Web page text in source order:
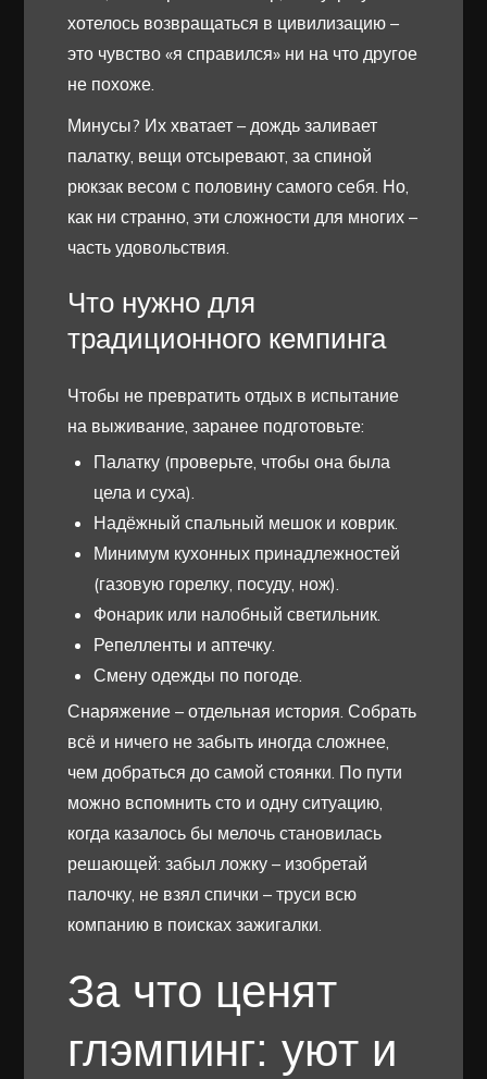
хотелось возвращаться в цивилизацию –
это чувство «я справился» ни на что другое
не похоже.
Минусы? Их хватает – дождь заливает
палатку, вещи отсыревают, за спиной
рюкзак весом с половину самого себя. Но,
как ни странно, эти сложности для многих –
часть удовольствия.
Что нужно для
традиционного кемпинга
Чтобы не превратить отдых в испытание
на выживание, заранее подготовьте:
Палатку (проверьте, чтобы она была
цела и суха).
Надёжный спальный мешок и коврик.
Минимум кухонных принадлежностей
(газовую горелку, посуду, нож).
Фонарик или налобный светильник.
Репелленты и аптечку.
Смену одежды по погоде.
Снаряжение – отдельная история. Собрать
всё и ничего не забыть иногда сложнее,
чем добраться до самой стоянки. По пути
можно вспомнить сто и одну ситуацию,
когда казалось бы мелочь становилась
решающей: забыл ложку – изобретай
палочку, не взял спички – труси всю
компанию в поисках зажигалки.
За что ценят
глэмпинг: уют и